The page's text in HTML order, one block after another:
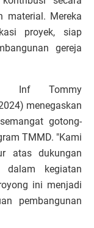
material. Mereka
proyek, siap
gereja
Inf Tommy
menegaskan
gotong-
TMMD. "Kami
atas dukungan
kegiatan
ini menjadi
pembangunan